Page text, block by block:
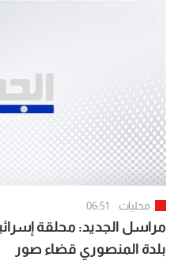
محليات 06:51
مراسل الجديد: محلقة
بلدة المنصوري قضاء صور